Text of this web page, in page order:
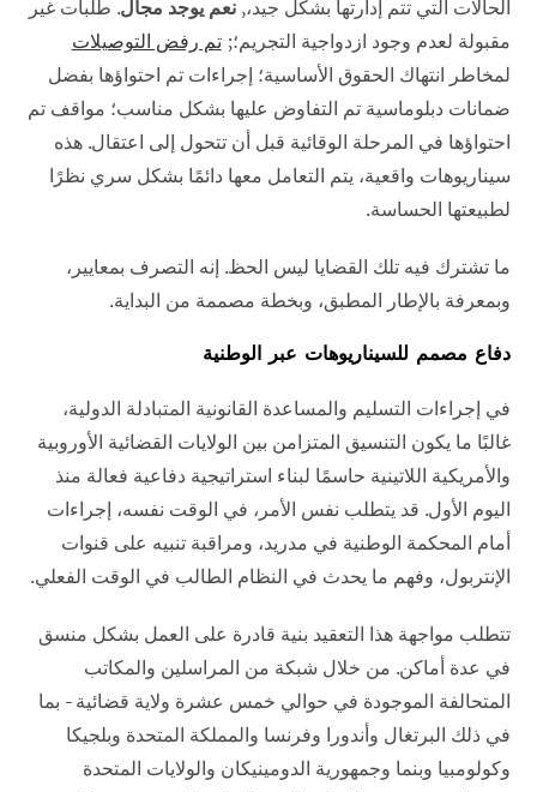
الحالات التي تتم إدارتها بشكل جيد،,نعم يوجد مجال. طلبات غير
مقبولة لعدم وجود ازدواجية التجريم؛;تم رفض التوصيلات
لمخاطر انتهاك الحقوق الأساسية؛ إجراءات تم احتواؤها بفضل
ضمانات دبلوماسية تم التفاوض عليها بشكل مناسب؛ مواقف تم
احتواؤها في المرحلة الوقائية قبل أن تتحول إلى اعتقال. هذه
سيناريوهات واقعية، يتم التعامل معها دائمًا بشكل سري نظرًا
لطبيعتها الحساسة.
ما تشترك فيه تلك القضايا ليس الحظ. إنه التصرف بمعايير،
وبمعرفة بالإطار المطبق، وبخطة مصممة من البداية.
دفاع مصمم للسيناريوهات عبر الوطنية
في إجراءات التسليم والمساعدة القانونية المتبادلة الدولية،
غالبًا ما يكون التنسيق المتزامن بين الولايات القضائية الأوروبية
والأمريكية اللاتينية حاسمًا لبناء استراتيجية دفاعية فعالة منذ
اليوم الأول. قد يتطلب نفس الأمر، في الوقت نفسه، إجراءات
أمام المحكمة الوطنية في مدريد، ومراقبة تنبيه على قنوات
الإنتربول، وفهم ما يحدث في النظام الطالب في الوقت الفعلي.
تتطلب مواجهة هذا التعقيد بنية قادرة على العمل بشكل منسق
في عدة أماكن. من خلال شبكة من المراسلين والمكاتب
المتحالفة الموجودة في حوالي خمس عشرة ولاية قضائية - بما
في ذلك البرتغال وأندورا وفرنسا والمملكة المتحدة وبلجيكا
وكولومبيا وبنما وجمهورية الدومينيكان والولايات المتحدة